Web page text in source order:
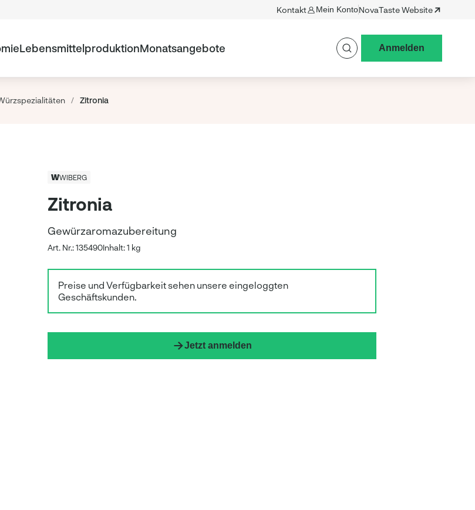
Kontakt Mein KontoNovaTaste Website
LebensmittelproduktionMonatsangebote Anmelden
/ Zitronia
WIBERG
Zitronia
Gewürzaromazubereitung
Art. Nr.: 135490Inhalt: 1 kg
Preise und Verfügbarkeit sehen unsere eingeloggten
Geschäftskunden.
Jetzt anmelden